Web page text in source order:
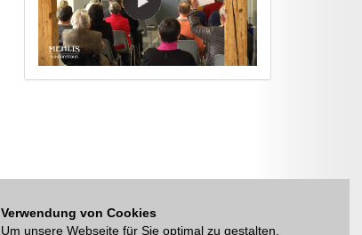
Verwendung von Cookies
Um unsere Webseite für Sie optimal zu gestalten,